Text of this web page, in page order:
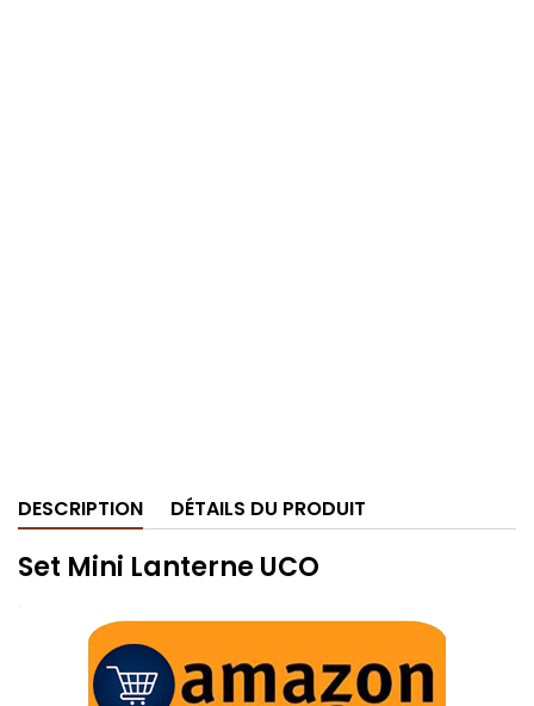
DESCRIPTION DÉTAILS DU PRODUIT
Set Mini Lanterne UCO
.